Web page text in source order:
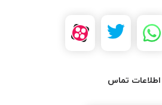
اطلاعات تماس